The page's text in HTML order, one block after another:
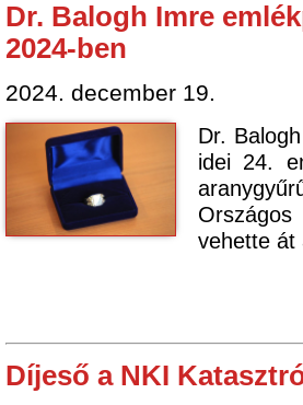
Dr. Balogh Imre
2024-ben
2024. december 19.
Dr.
idei 24.
vehette át
Díjeső a NKI